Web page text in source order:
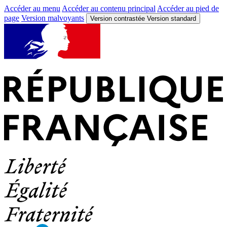
Accéder au menu Accéder au contenu principal Accéder au pied de
page Version malvoyants Version contrastée Version standard